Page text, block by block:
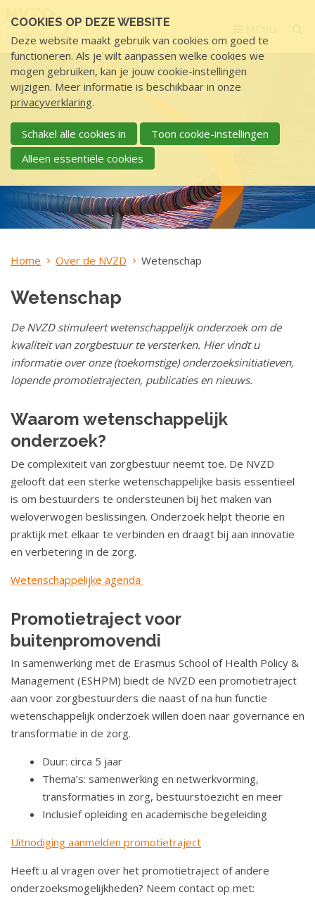
links
over
S
p
r
n
g
n
a
a
r
h
o
u
d
S
r
n
g
n
a
a
r
n
v
g
a
t
i
e
Home Over de NVZD Wetenschap
Wetenschap
De NVZD stimuleert wetenschappelijk onderzoek om de
kwaliteit van zorgbestuur te versterken. Hier vindt u
informatie over onze (toekomstige) onderzoeksinitiatieven,
lopende promotietrajecten, publicaties en nieuws.
Waarom wetenschappelijk
onderzoek?
De complexiteit van zorgbestuur neemt toe. De NVZD
gelooft dat een sterke wetenschappelijke basis essentieel
is om bestuurders te ondersteunen bij het maken van
weloverwogen beslissingen. Onderzoek helpt theorie en
praktijk met elkaar te verbinden en draagt bij aan innovatie
en verbetering in de zorg.
Wetenschappelijke agenda
Promotietraject voor
buitenpromovendi
In samenwerking met de Erasmus School of Health Policy &
Management (ESHPM) biedt de NVZD een promotietraject
aan voor zorgbestuurders die naast of na hun functie
wetenschappelijk onderzoek willen doen naar governance en
transformatie in de zorg.
Duur: circa 5 jaar
Thema’s: samenwerking en netwerkvorming,
transformaties in zorg, bestuurstoezicht en meer
Inclusief opleiding en academische begeleiding
Uitnodiging aanmelden promotietraject
Heeft u al vragen over het promotietraject of andere
onderzoeksmogelijkheden? Neem contact op met:
COOKIES OP DEZE WEBSITE
Deze website maakt gebruik van cookies om goed te
functioneren. Als je wilt aanpassen welke cookies we
mogen gebruiken, kan je jouw cookie-instellingen
wijzigen. Meer informatie is beschikbaar in onze
privacyverklaring.
Schakel alle cookies in
Toon cookie-instellingen
Alleen essentiële cookies